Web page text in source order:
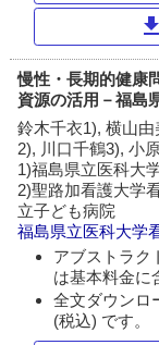
download
慢性・長期的健康
資源の活用－福島
鈴木千衣1), 横山
2), 川口千鶴3), 小
1)福島県立医科大
2)聖路加看護大学
立子ども病院
福島県立医科大学
アブストラク
は基本料金に
全文ダウンロ
(税込) です。